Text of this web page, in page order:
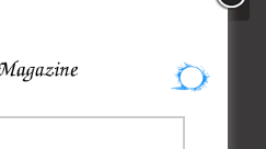
σκαρφάλωσε στην
πανικό